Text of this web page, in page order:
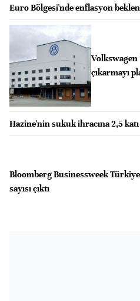
Euro Bölgesi'nde enflasyon
Volkswagen
çıkarmayı
Hazine'nin sukuk ihracına 2,5
Bloomberg Businessweek
sayısı çıktı